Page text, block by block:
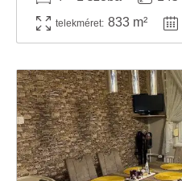
telekméret: 833 m²